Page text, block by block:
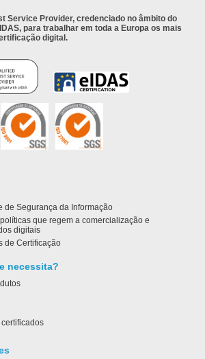
Service Provider, credenciado no âmbito do
para trabalhar em toda a Europa os mais
digital.
de Segurança da Informação
que regem a comercialização e
digitais
de Certificação
necessita?